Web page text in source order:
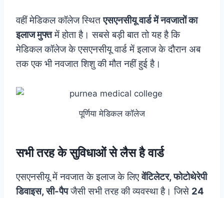
वहीं मेडिकल कॉलेज स्थितएसएनसीयू वार्ड में नवजातों का
इलाज मुफ्तमें होता है। सबसे बड़ी बात तो यह है कि
मेडिकल कॉलेज के एसएनसीयू वार्ड में इलाज के दौरान अब
तक एक भी नवजात शिशु की मौत नहीं हुई है।
पूर्णिया मेडिकल कॉलेज
सभी तरह के सुविधाओं से लैस है वार्ड
एसएनसीयू में नवजात के इलाज के लिएवेंटिलेटर, फोटोथेरेपी
डिवाइस, सी-पैपजैसी सभी तरह की व्यवस्था है। जिसे 24